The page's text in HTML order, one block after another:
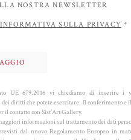
NOSTRA NEWSLETTER
INFORMATIVA SULLA PRIVACY *
UE 679.2016 vi chiediamo di inserire i
diritti che potete esercitare. Il conferimento e
il contatto con Sist’Art Gallery.
informazioni sul trattamento dei dati
dal nuovo Regolamento Europeo in